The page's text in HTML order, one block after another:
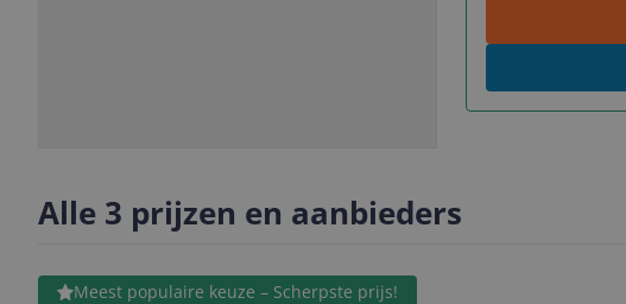
Alle 3 prijzen en aanbieders
Meest populaire keuze – Scherpste prijs!
Bekijk product